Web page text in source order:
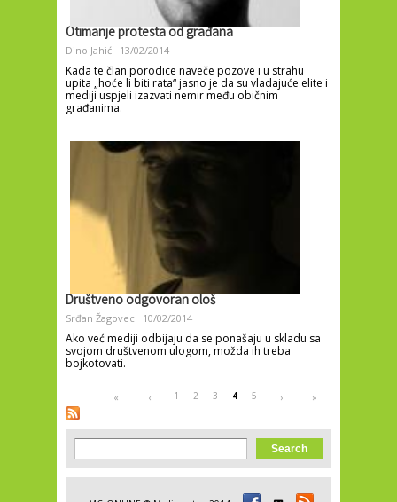
Otimanje protesta od građana
Dino Jahić 13/02/2014
Kada te član porodice naveče pozove i u strahu
upita „hoće li biti rata“ jasno je da su vladajuće elite i
mediji uspjeli izazvati nemir među običnim
građanima.
Društveno odgovoran ološ
Srđan Žagovec 10/02/2014
Ako već mediji odbijaju da se ponašaju u skladu sa
svojom društvenom ulogom, možda ih treba
bojkotovati.
Pages« ‹ 1 2 3 4 5 › »
Search form
Search